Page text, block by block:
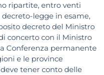
ripartite, entro venti
legge in esame,
decreto del Ministro
concerto con il Ministro
Conferenza permanente
e le province
tener conto delle